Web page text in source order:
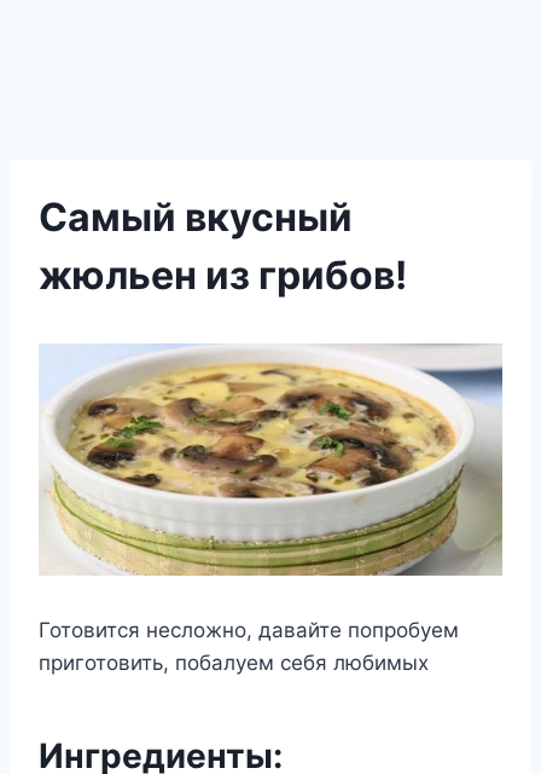
Самый вкусный
жюльен из грибов!
Готовится несложно, давайте попробуем
приготовить, побалуем себя любимых
Ингредиенты: